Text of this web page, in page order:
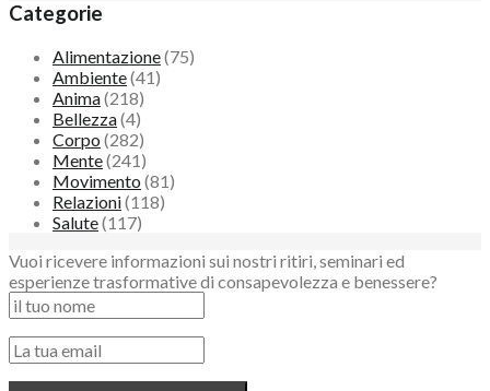
Categorie
Alimentazione(75)
Ambiente(41)
Anima(218)
Bellezza(4)
Corpo (282)
Mente(241)
Movimento (81)
Relazioni(118)
Salute(117)
Vuoi ricevere informazioni sui nostri ritiri, seminari ed
esperienze trasformative di consapevolezza e benessere?